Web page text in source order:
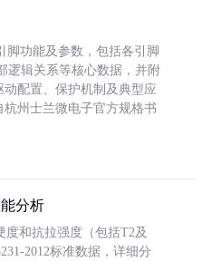
脚功能及参数，包括各引脚
逻辑关系等核心数据，并附
配置、保护机制及典型应
州士兰微电子官方规格书
分析
和抗拉强度（包括T2及
2012标准数据，详细分